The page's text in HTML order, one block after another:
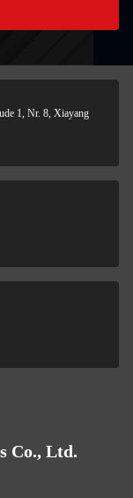
1, Nr. 8, Xiayang
Co., Ltd.